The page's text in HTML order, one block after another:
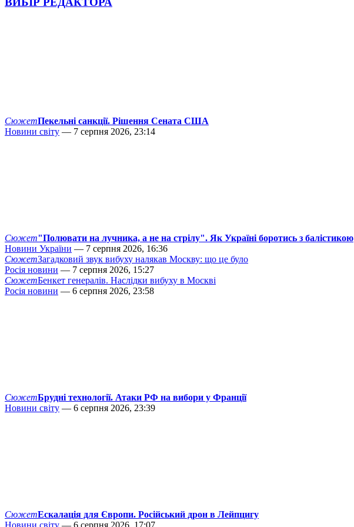
СюжетПекельні санкції. Рішення Сената США
Новини світу — 7 серпня 2026, 23:14
Сюжет"Полювати на лучника, а не на стрілу". Як Україні боротись з балістикою
Новини України — 7 серпня 2026, 16:36
СюжетЗагадковий звук вибуху налякав Москву: що це було
Росія новини — 7 серпня 2026, 15:27
СюжетБенкет генералів. Наслідки вибуху в Москві
Росія новини — 6 серпня 2026, 23:58
СюжетБрудні технології. Атаки РФ на вибори у Франції
Новини світу — 6 серпня 2026, 23:39
СюжетЕскалація для Європи. Російський дрон в Лейпцигу